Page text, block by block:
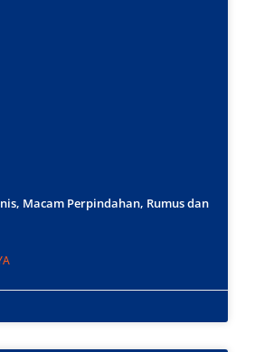
Macam Perpindahan, Rumus dan